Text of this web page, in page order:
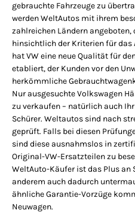
gebrauchte Fahrzeuge zu
werden WeltAutos mit ihrem
zahlreichen Ländern angeboten,
hinsichtlich der Kriterien für
hat VW eine neue Qualität für
etabliert, der Kunden vor den
herkömmliche
Nur ausgesuchte Volkswagen
zu verkaufen – natürlich auch
Schürer. Weltautos sind nach
geprüft. Falls bei diesen
sind diese ausnahmslos in
Original-VW-Ersatzteilen zu
WeltAuto-Käufer ist das Plus an
anderem auch dadurch
ähnliche Garantie-Vorzüge
Neuwagen.